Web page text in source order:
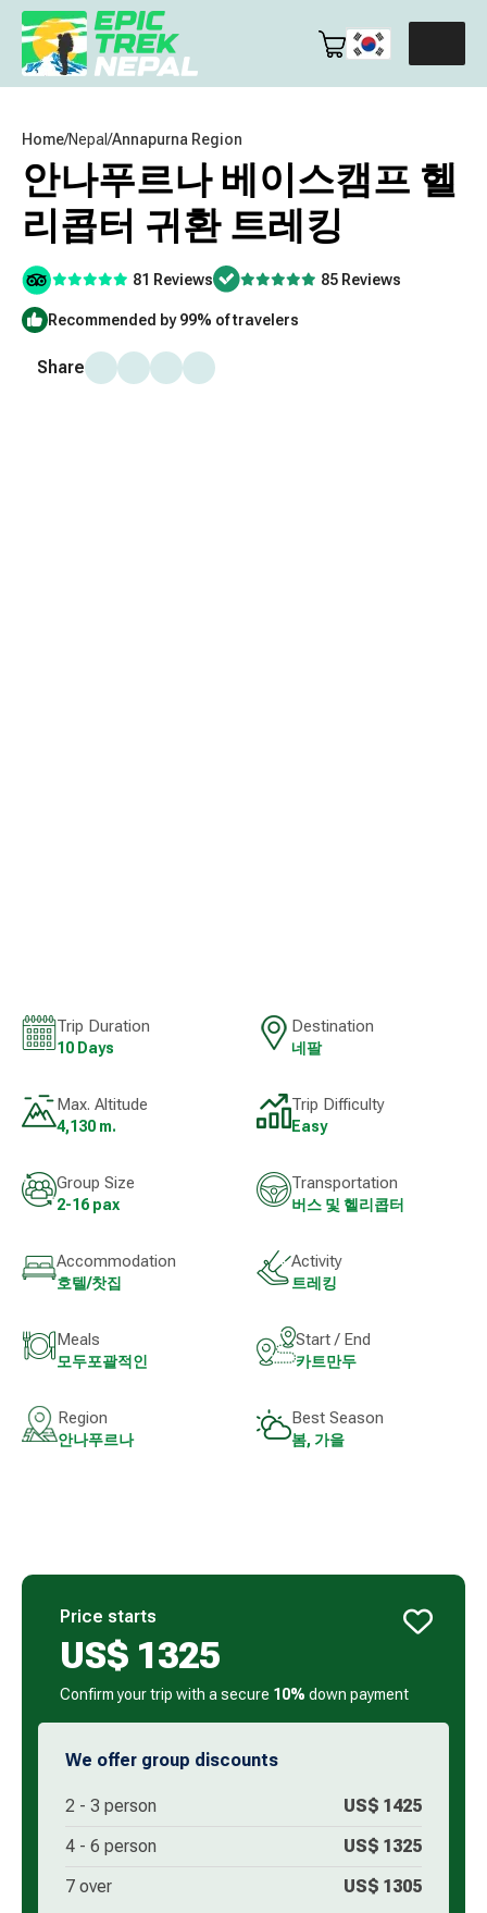
Home/Nepal /Annapurna Region
안나푸르나 베이스캠프 헬
리콥터 귀환 트레킹
81 Reviews 85 Reviews
Recommended by 99% of travelers
Share
Trip Duration
10 Days
Destination
네팔
Max. Altitude
4,130 m.
Trip Difficulty
Easy
Group Size
2-16 pax
Transportation
버스 및 헬리콥터
Accommodation
호텔/찻집
Activity
트레킹
Meals
모두포괄적인
Start / End
카트만두
Region
안나푸르나
Best Season
봄, 가을
Price starts
US$ 1325
Confirm your trip with a secure 10% down payment
We offer group discounts
2 - 3 person US$ 1425
4 - 6 person US$ 1325
7 over
US$ 1305